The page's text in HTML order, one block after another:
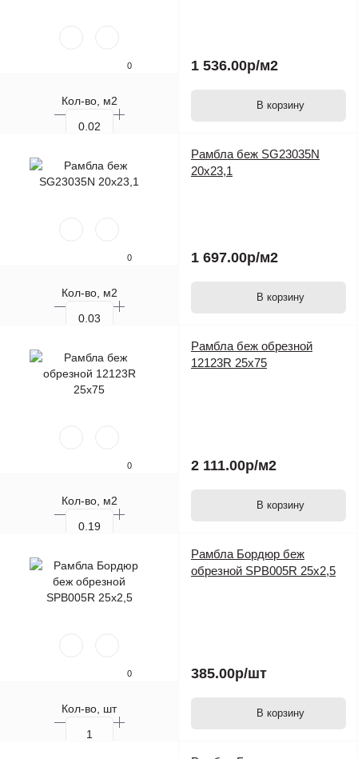
0
Кол-во, м2
1 536.00р/м2
В корзину
0
Кол-во, м2
Рамбла беж SG23035N
20х23,1
1 697.00р/м2
В корзину
0
Кол-во, м2
Рамбла беж обрезной
12123R 25х75
2 111.00р/м2
В корзину
0
Кол-во, шт
Рамбла Бордюр беж
обрезной SPB005R 25х2,5
385.00р/шт
В корзину